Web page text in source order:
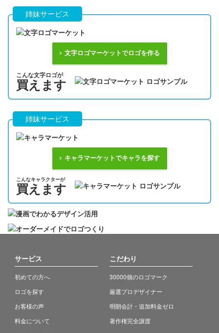
姉妹サービス
文字ロゴマーケットでロゴを作る
こんな文字ロゴが
買えます
姉妹サービス
キャラマーケットでキャラを探す
こんなキャラクターが
買えます
サービス
初めての方へ
ロゴを探す
お客様の声
料金について
こだわり
30000個のロゴマーク
厳選プロデザイナー
明朗会計・追加料金ゼロ
著作権完全譲渡